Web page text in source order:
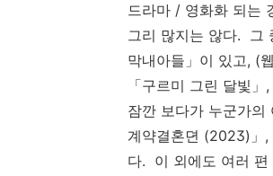
드라마 / 영화화 되는
그리 많지는 않다. 그
막내아들」이 있고, (
「구르미 그린 달빛
잠깐 보다가 누군가의
계약결혼뎐 (2023)」
다. 이 외에도 여러 편